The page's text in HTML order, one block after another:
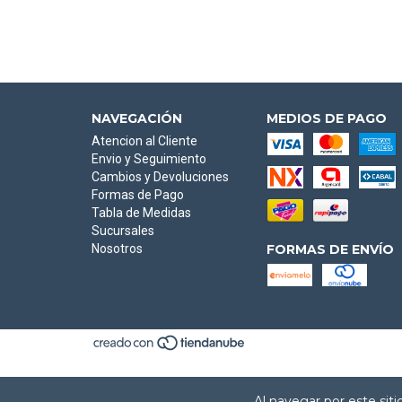
NAVEGACIÓN
Atencion al Cliente
Envio y Seguimiento
Cambios y Devoluciones
Formas de Pago
Tabla de Medidas
Sucursales
Nosotros
MEDIOS DE PAGO
FORMAS DE ENVÍO